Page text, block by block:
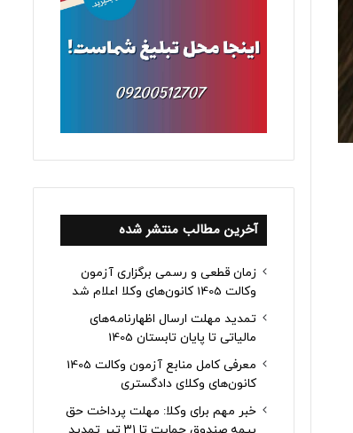
آخرین مطالب منتشر شده
زمان قطعی و رسمی برگزاری آزمون
وکالت 1405 کانون‌های وکلا اعلام شد
تمدید مهلت ارسال اظهارنامه‌های
مالیاتی تا پایان تابستان 1405
معرفی کامل منابع آزمون وکالت 1405
کانون‌های وکلای دادگستری
خبر مهم برای وکلا: مهلت پرداخت حق
بیمه صندوق حمایت تا ۳۱ تیر تمدید